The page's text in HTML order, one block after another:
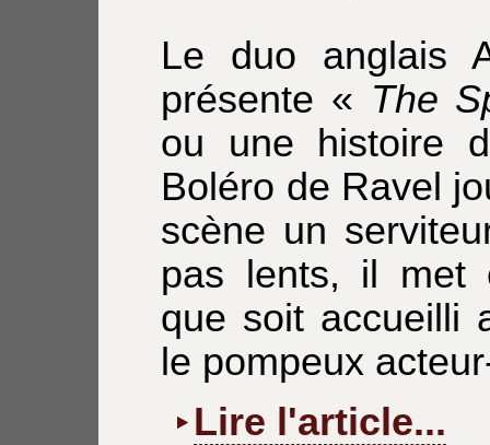
Le duo anglais
présente « The
ou une histoire
Boléro de Ravel
scène un
pas lents, il met
que soit accueilli
le pompeux
Lire l'article...